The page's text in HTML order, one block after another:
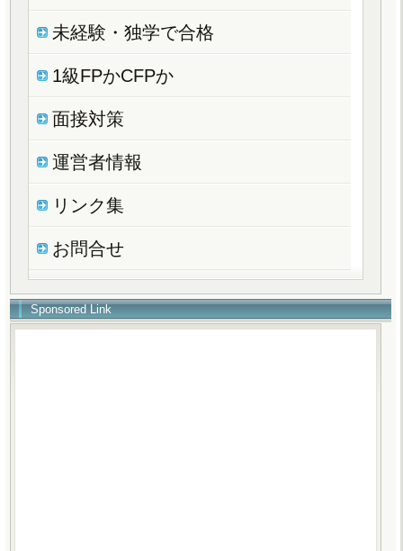
未経験・独学で合格
1級FPかCFPか
面接対策
運営者情報
リンク集
お問合せ
Sponsored Link